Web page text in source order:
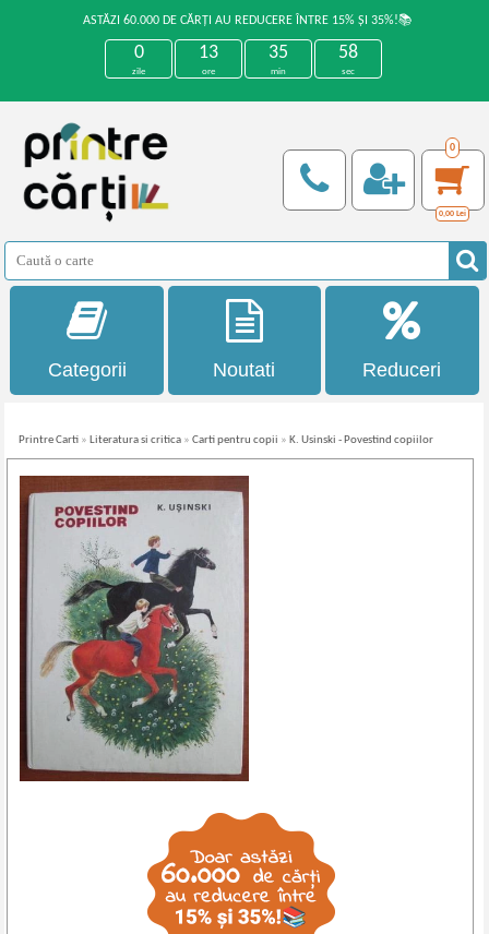
ASTĂZI 60.000 DE CĂRȚI AU REDUCERE ÎNTRE 15% ȘI 35%!📚
0
zile
13
ore
35
min
58
sec
0
0,00 Lei
Categorii Noutati Reduceri
Printre Carti » Literatura si critica »Carti pentru copii » K. Usinski - Povestind copiilor